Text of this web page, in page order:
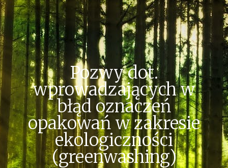
Pozwy dot.
wprowadzających w
błąd oznaczeń
opakowań w zakresie
ekologiczności
(greenwashing)